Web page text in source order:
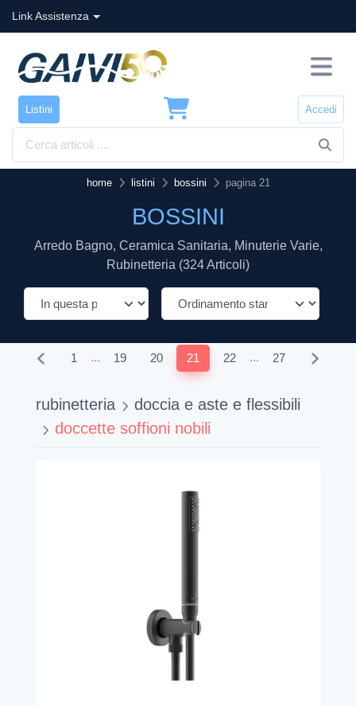
Link Assistenza
Listini Accedi
home listini bossini pagina 21
BOSSINI
Arredo Bagno, Ceramica Sanitaria, Minuterie Varie,
Rubinetteria (324 Articoli)
1 ... 19 20 21 22 ... 27
rubinetteria
doccia e aste e flessibili
doccette soffioni nobili